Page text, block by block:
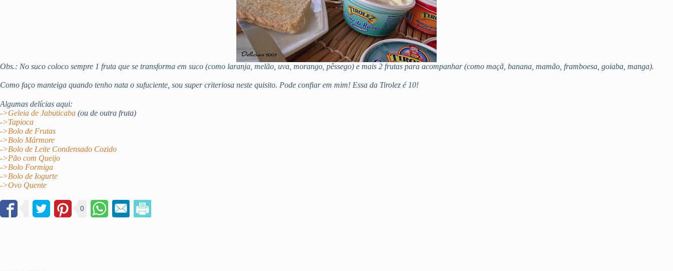
Obs.: No suco coloco sempre 1 fruta que se transforma em suco (como laranja, melão, uva, morango, pêssego) e mais 2 frutas para acompanhar (como maçã, banana, mamão, framboesa, goiaba, manga).
Como faço manteiga quando tenho nata o sufuciente, sou super criteriosa neste quisito. Pode confiar em mim! Essa da Tirolez é 10!
Algumas delícias aqui:
->Geleia de Jabuticaba (ou de outra fruta)
->Tapioca
->Bolo de Frutas
->Bolo Mármore
->Bolo de Leite Condensado Cozido
->Pão com Queijo
->Bolo Formiga
->Bolo de Iogurte
->Ovo Quente
0